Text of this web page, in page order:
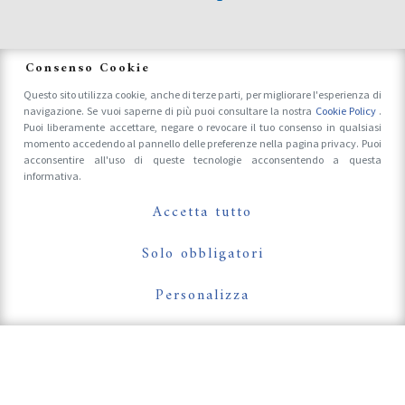
Accrediti Stampa e Fotografi
Follow Us On
Consenso Cookie
Questo sito utilizza cookie, anche di terze parti, per migliorare l'esperienza di
navigazione. Se vuoi saperne di più puoi consultare la nostra Cookie Policy .
Puoi liberamente accettare, negare o revocare il tuo consenso in qualsiasi
momento accedendo al pannello delle preferenze nella pagina privacy. Puoi
acconsentire all'uso di queste tecnologie acconsentendo a questa
informativa.
Accetta tutto
Solo obbligatori
Personalizza